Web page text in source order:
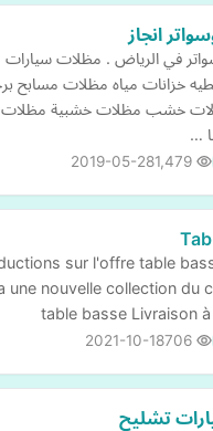
انجاز
في الرياض . مظلات سيارات
خزانات مياه مظلات مسابح
خشب مظلات خشبية مظلات
…
2019-05-28
sur l'offre table
une nouvelle collection du
table basse Livraison
2021-10-18
تشليح